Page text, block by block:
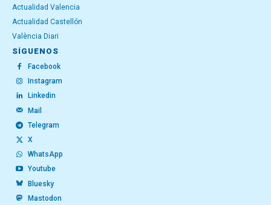
Actualidad Valencia
Actualidad Castellón
València Diari
SÍGUENOS
Facebook
Instagram
Linkedin
Mail
Telegram
X
WhatsApp
Youtube
Bluesky
Mastodon